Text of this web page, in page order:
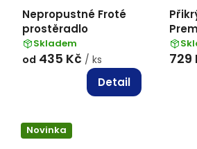
Nepropustné Froté
prostěradlo
Skladem
od 435 Kč / ks
Detail
729
Novinka